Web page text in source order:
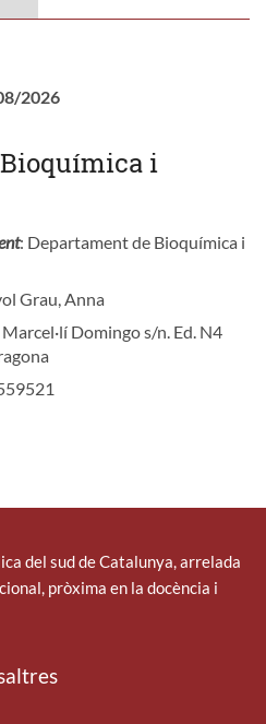
2026
i
: Departament de Bioquímica i
Grau, Anna
Domingo s/n. Ed. N4
del sud de Catalunya, arrelada
pròxima en la docència i